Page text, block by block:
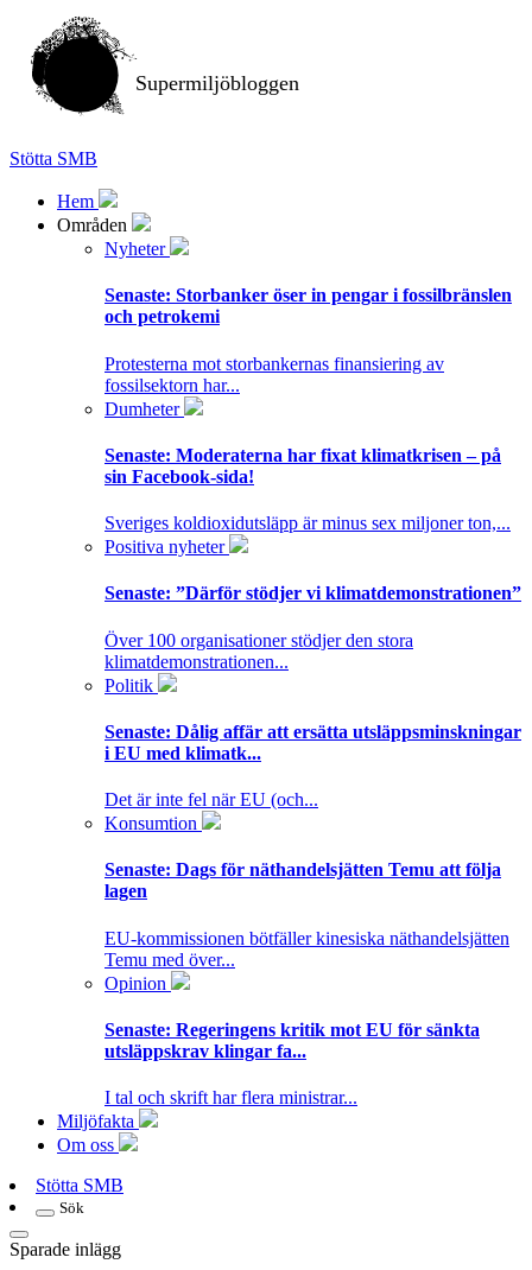
Supermiljöbloggen
Stötta SMB
Hem
Områden
Nyheter
Senaste: Storbanker öser in pengar i fossilbränslen
och petrokemi
Protesterna mot storbankernas finansiering av
fossilsektorn har...
Dumheter
Senaste: Moderaterna har fixat klimatkrisen – på
sin Facebook-sida!
Sveriges koldioxidutsläpp är minus sex miljoner ton,...
Positiva nyheter
Senaste: ”Därför stödjer vi klimatdemonstrationen”
Över 100 organisationer stödjer den stora
klimatdemonstrationen...
Politik
Senaste: Dålig affär att ersätta utsläppsminskningar
i EU med klimatk...
Det är inte fel när EU (och...
Konsumtion
Senaste: Dags för näthandelsjätten Temu att följa
lagen
EU-kommissionen bötfäller kinesiska näthandelsjätten
Temu med över...
Opinion
Senaste: Regeringens kritik mot EU för sänkta
utsläppskrav klingar fa...
I tal och skrift har flera ministrar...
Miljöfakta
Om oss
Stötta SMB
Sök
Sparade inlägg